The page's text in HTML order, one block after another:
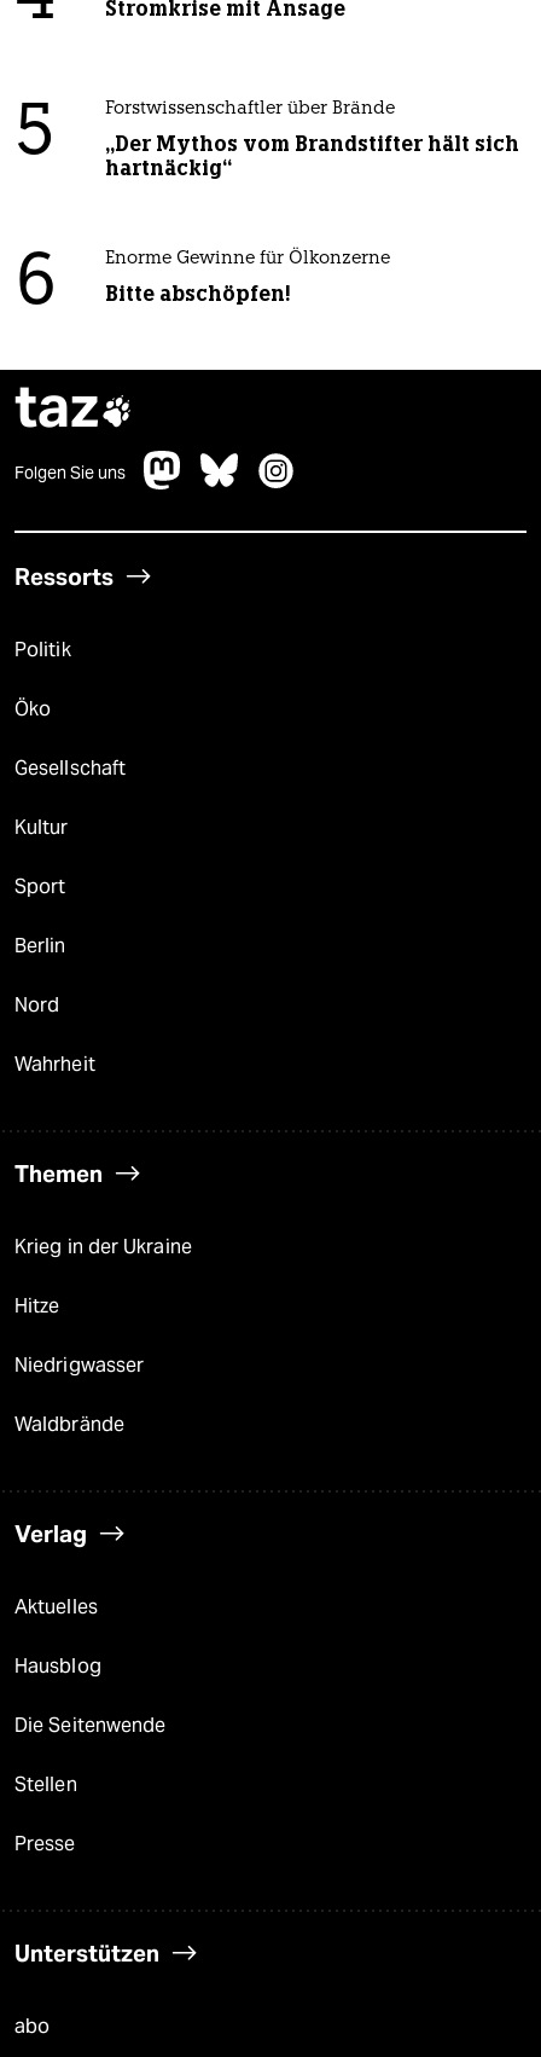
Stromkrise mit Ansage
5 Forstwissenschaftler über Brände
„Der Mythos vom Brandstifter hält sich
hartnäckig“
6 Enorme Gewinne für Ölkonzerne
Bitte abschöpfen!
taz
Folgen Sie uns
Ressorts
Politik
Öko
Gesellschaft
Kultur
Sport
Berlin
Nord
Wahrheit
Themen
Krieg in der Ukraine
Hitze
Niedrigwasser
Waldbrände
Verlag
Aktuelles
Hausblog
Die Seitenwende
Stellen
Presse
Unterstützen
abo